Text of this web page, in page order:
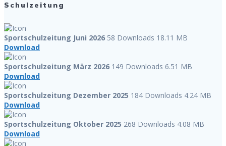
Schulzeitung
Sportschulzeitung Juni 2026 58 Downloads 18.11 MB
Download
Sportschulzeitung März 2026 149 Downloads 6.51 MB
Download
Sportschulzeitung Dezember 2025 184 Downloads 4.24 MB
Download
Sportschulzeitung Oktober 2025 268 Downloads 4.08 MB
Download